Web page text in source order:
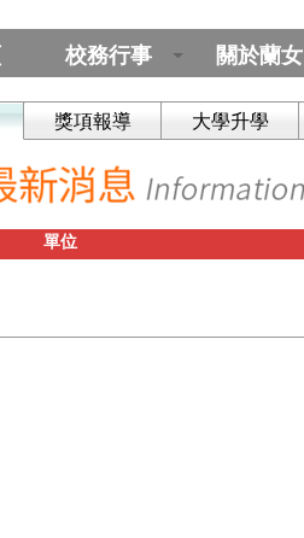
校務行事 關於蘭女
獎項報導 大學升學
單位